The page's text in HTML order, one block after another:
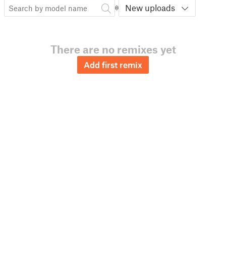
New uploads
There are no remixes yet
Add first remix